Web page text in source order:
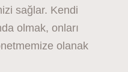
sağlar. Kendi
olmak, onları
olanak